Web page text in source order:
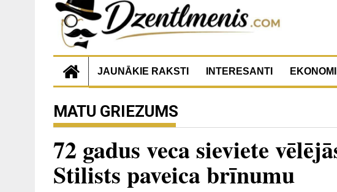
JAUNĀKIE RAKSTI INTERESANTI
MATU GRIEZUMS
72 gadus veca sieviete
Stilists paveica brīnumu